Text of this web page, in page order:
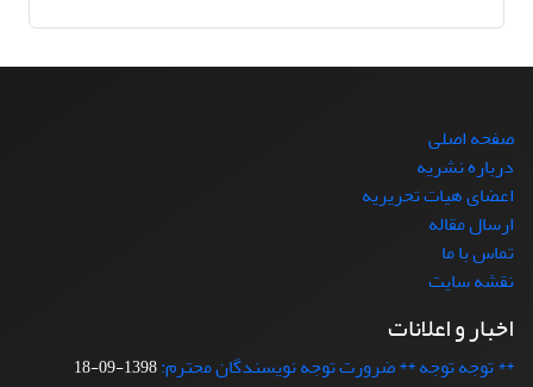
صفحه اصلی
درباره نشریه
اعضای هیات تحریریه
ارسال مقاله
تماس با ما
نقشه سایت
اخبار و اعلانات
** توجه توجه ** ضرورت توجه نویسندگان محترم:1398-09-18